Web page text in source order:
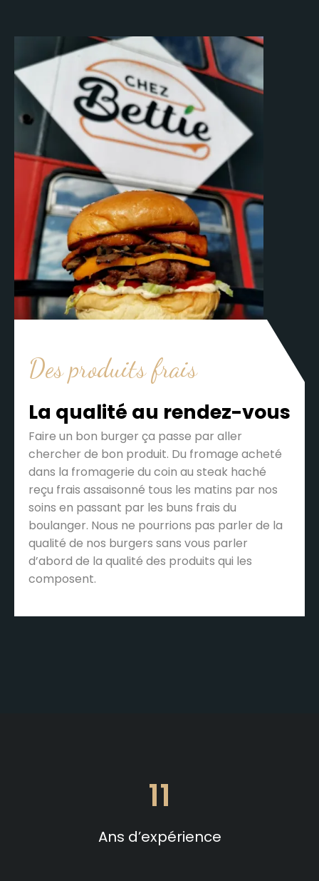
Des produits frais
La qualité au rendez-vous
Faire un bon burger ça passe par aller
chercher de bon produit. Du fromage acheté
dans la fromagerie du coin au steak haché
reçu frais assaisonné tous les matins par nos
soins en passant par les buns frais du
boulanger. Nous ne pourrions pas parler de la
qualité de nos burgers sans vous parler
d’abord de la qualité des produits qui les
composent.
11
Ans d’expérience